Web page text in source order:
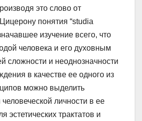
это слово от
понятия “studia
изучение всего, что
человека и его духовным
сложности и неоднозначности
в качестве ее одного из
можно выделить
личности в ее
эстетических трактатов и